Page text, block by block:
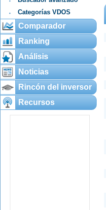
Categorías VDOS
Comparador
Ranking
Análisis
Noticias
Rincón del inversor
Recursos